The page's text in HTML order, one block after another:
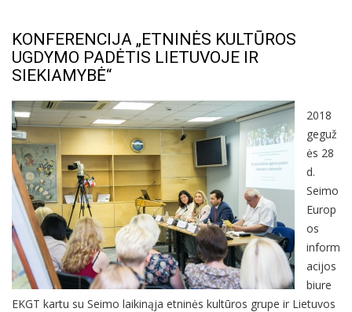
KONFERENCIJA „ETNINĖS KULTŪROS
UGDYMO PADĖTIS LIETUVOJE IR
SIEKIAMYBĖ“
2018
geguž
ės 28
d.
Seimo
Europ
os
inform
acijos
biure
EKGT kartu su Seimo laikinąja etninės kultūros grupe ir Lietuvos